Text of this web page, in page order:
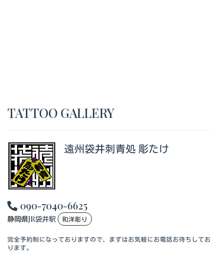
TATTOO GALLERY
遠州袋井刺青処 彫たけ
090-7040-6625
静岡県JR袋井駅 和洋彫り
完全予約制になっておりますので、まずはお気軽にお電話お待ちしてお
ります。